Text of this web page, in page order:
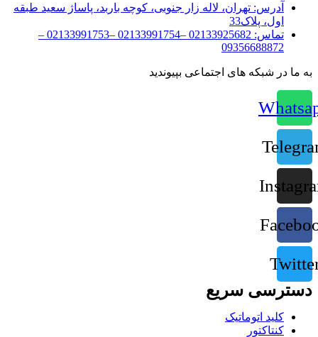
آدرس: تهران، لاله زار جنوبی، کوچه باربد، پاساژ سعید طبقه
اول، پلاک33
تماس:
02133925682 –02133991754 –02133991753 –
09356688872
به ما در شبکه های اجتماعی بپیوندید
دسترسی سریع
کلید اتوماتیک
کنتاکتور